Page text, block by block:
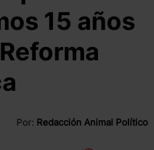
15 años
Por: Redacción Animal Político